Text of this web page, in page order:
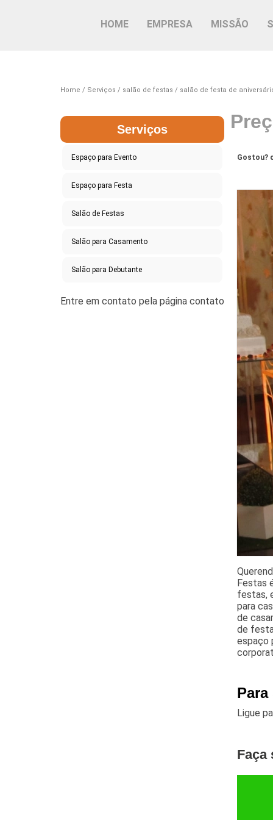
HOME EMPRESA MISSÃO
Home Serviços salão de festas salão de festa de
Serviços
Espaço para Evento
Espaço para Festa
Salão de Festas
Salão para Casamento
Salão para Debutante
Gostou?
Festas
festas,
para
de
de
espaço
Ligue
Faça